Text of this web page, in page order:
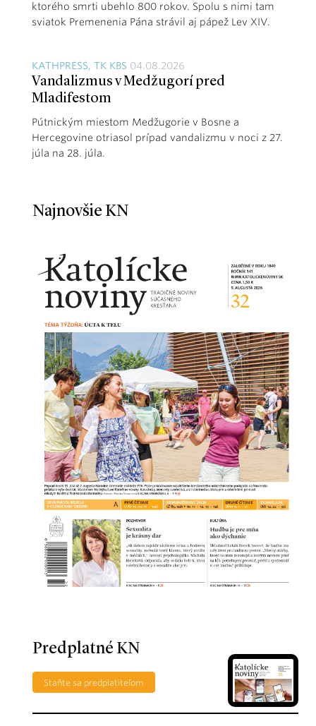
ktorého smrti ubehlo 800 rokov. Spolu s nimi tam
sviatok Premenenia Pána strávil aj pápež Lev XIV.
KATHPRESS, TK KBS 04.08.2026
Vandalizmus v Medžugorí pred
Mladifestom
Pútnickým miestom Medžugorie v Bosne a
Hercegovine otriasol prípad vandalizmu v noci z 27.
júla na 28. júla.
Najnovšie KN
Predplatné KN
Staňte sa predplatiteľom